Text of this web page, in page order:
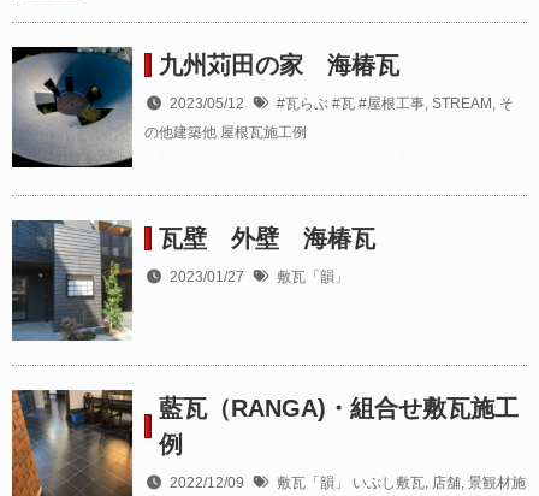
九州苅田の家 海椿瓦
2023/05/12 #瓦らぶ #瓦 #屋根工事 STREAM そ
の他建築他 屋根瓦施工例
瓦壁 外壁 海椿瓦
2023/01/27 敷瓦「韻」
藍瓦（RANGA)・組合せ敷瓦施工
例
2022/12/09 敷瓦「韻」 いぶし敷瓦 店舗 景観材施